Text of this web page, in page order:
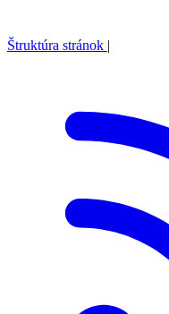
Štruktúra stránok |